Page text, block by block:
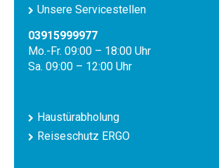
Unsere Servicestellen
03915999977
Mo.-Fr. 09:00 – 18:00 Uhr
Sa. 09:00 – 12:00 Uhr
Haustürabholung
Reiseschutz ERGO